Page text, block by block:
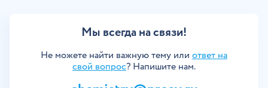
Мы всегда на связи!
Не можете найти важную тему или ответ на
свой вопрос? Напишите нам.